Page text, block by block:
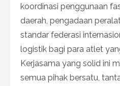
koordinasi penggunaan
daerah, pengadaan
standar federasi
logistik bagi para atlet
Kerjasama yang solid ini
semua pihak bersatu,